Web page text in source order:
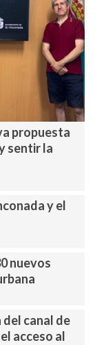
propuesta
sentir la
y el
nuevos
canal de
acceso al